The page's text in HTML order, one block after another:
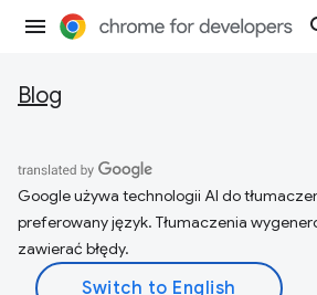
Blog
Google używa technologii AI do
preferowany język. Tłumaczenia
zawierać błędy.